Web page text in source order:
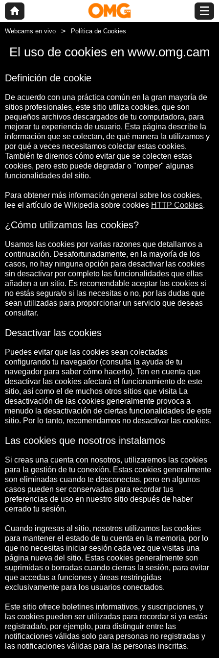
Webcams en vivo Política de Cookies
El uso de cookies en www.omg.cam
Definición de cookie
De acuerdo con una práctica común en la gran mayoría de
sitios profesionales, este sitio utiliza cookies, que son
pequeños archivos descargados de tu computadora, para
mejorar tu experiencia de usuario. Esta página describe la
información que se colectan, de qué manera la utilizamos y
por qué a veces necesitamos colectar estas cookies.
También te diremos cómo evitar que se colecten estas
cookies, pero esto puede degradar o "romper" algunas
funcionalidades del sitio.
Para obtener más información general sobre los cookies,
lee el artículo de Wikipedia sobre cookies HTTP Cookies.
¿Cómo utilizamos las cookies?
Usamos las cookies por varias razones que detallamos a
continuación. Desafortunadamente, en la mayoría de los
casos, no hay ninguna opción para desactivar las cookies
sin desactivar por completo las funcionalidades que ellas
añaden a un sitio. Es recomendable aceptar las cookies si
no estás segura/o si las necesitas o no, por las dudas que
sean utilizadas para proporcionar un servicio que deseas
consultar.
Desactivar las cookies
Puedes evitar que las cookies sean colectadas
configurando tu navegador (consulta la ayuda de tu
navegador para saber cómo hacerlo). Ten en cuenta que
desactivar las cookies afectará el funcionamiento de este
sitio, así como el de muchos otros sitios que visita La
desactivación de las cookies generalmente provoca a
menudo la desactivación de ciertas funcionalidades de este
sitio. Por lo tanto, recomendamos no desactivar las cookies.
Las cookies que nosotros instalamos
Si creas una cuenta con nosotros, utilizaremos las cookies
para la gestión de tu conexión. Estas cookies generalmente
son eliminadas cuando te desconectas, pero en algunos
casos pueden ser conservadas para recordar tus
preferencias de uso en nuestro sitio después de haber
cerrado tu sesión.
Cuando ingresas al sitio, nosotros utilizamos las cookies
para mantener el estado de tu cuenta en la memoria, por lo
que no necesitas iniciar sesión cada vez que visitas una
página nueva del sitio. Estas cookies generalmente son
suprimidas o borradas cuando cierras la sesión, para evitar
que accedas a funciones y áreas restringidas
exclusivamente para los usuarios conectados.
Este sitio ofrece boletines informativos, y suscripciones, y
las cookies pueden ser utilizadas para recordar si ya estás
registrada/o, por ejemplo, para distinguir entre las
notificaciones válidas solo para personas no registradas y
las notificaciones válidas para las personas inscritas.